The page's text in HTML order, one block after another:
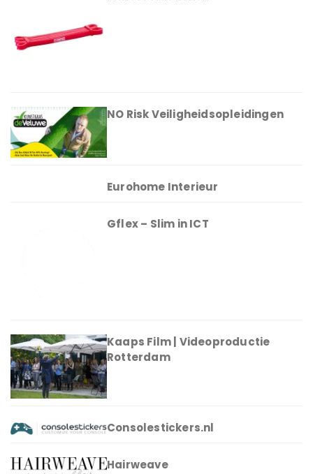
NO Risk Veiligheidsopleidingen
Eurohome Interieur
Gflex – Slim in ICT
Kaaps Film | Videoproductie
Rotterdam
Consolestickers.nl
Hairweave